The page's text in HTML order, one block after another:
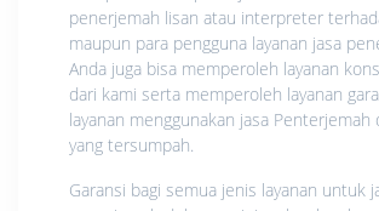
penerjemah lisan atau interpreter
maupun para pengguna layanan jasa
Anda juga bisa memperoleh layanan
dari kami serta memperoleh layanan
layanan menggunakan jasa Penterjemah
yang tersumpah.
Garansi bagi semua jenis layanan untuk